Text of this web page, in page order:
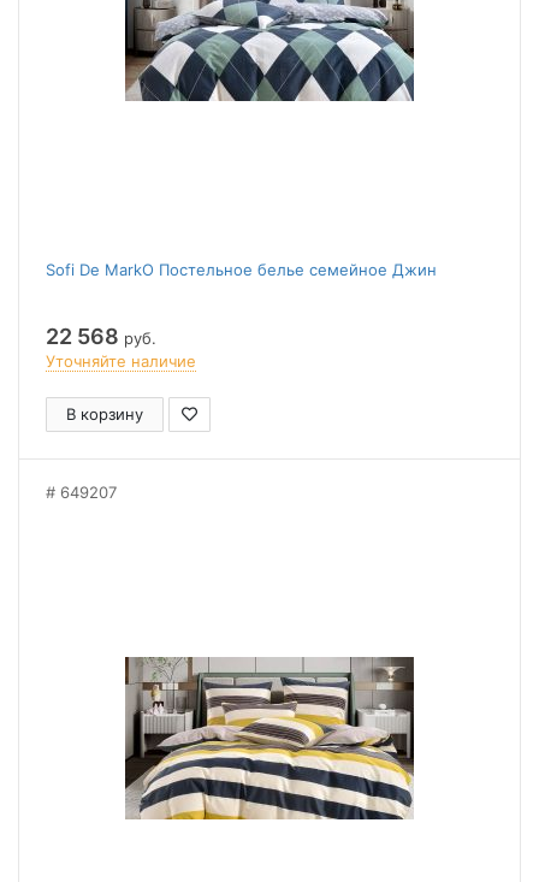
Sofi De MarkO Постельное белье семейное Джин
22 568 руб.
Уточняйте наличие
В корзину
649207